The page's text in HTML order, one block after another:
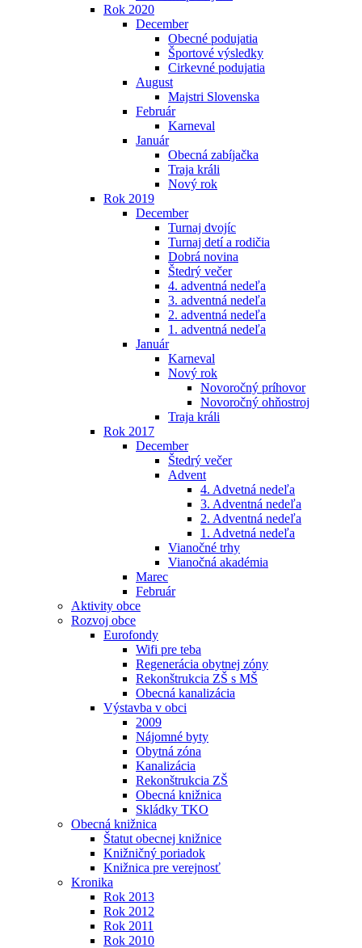
Rok 2020
December
Obecné podujatia
Športové výsledky
Cirkevné podujatia
August
Majstri Slovenska
Február
Karneval
Január
Obecná zabíjačka
Traja králi
Nový rok
Rok 2019
December
Turnaj dvojíc
Turnaj detí a rodičia
Dobrá novina
Štedrý večer
4. adventná nedeľa
3. adventná nedeľa
2. adventná nedeľa
1. adventná nedeľa
Január
Karneval
Nový rok
Novoročný príhovor
Novoročný ohňostroj
Traja králi
Rok 2017
December
Štedrý večer
Advent
4. Advetná nedeľa
3. Adventná nedeľa
2. Adventná nedeľa
1. Advetná nedeľa
Vianočné trhy
Vianočná akadémia
Marec
Február
Aktivity obce
Rozvoj obce
Eurofondy
Wifi pre teba
Regenerácia obytnej zóny
Rekonštrukcia ZŠ s MŠ
Obecná kanalizácia
Výstavba v obci
2009
Nájomné byty
Obytná zóna
Kanalizácia
Rekonštrukcia ZŠ
Obecná knižnica
Skládky TKO
Obecná knižnica
Štatut obecnej knižnice
Knižničný poriadok
Knižnica pre verejnosť
Kronika
Rok 2013
Rok 2012
Rok 2011
Rok 2010